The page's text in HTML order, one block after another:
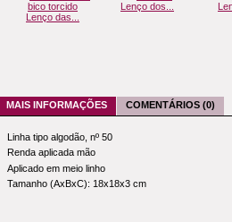
Lenço das...
Lenço dos...
MAIS INFORMAÇÕES COMENTÁRIOS (0)
Linha tipo algodão, nº 50
Renda aplicada mão
Aplicado em meio linho
Tamanho (AxBxC): 18x18x3 cm